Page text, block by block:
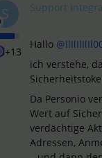
S
+13
Support
Hallo
ich verstehe,
Da Personio
Wert auf
verdächtige
Adressen,